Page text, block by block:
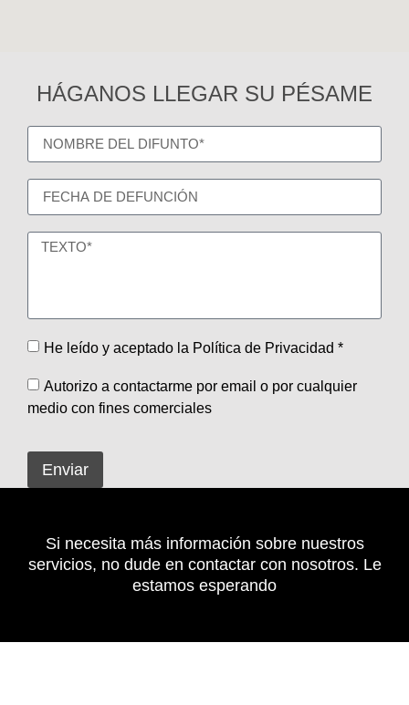
HÁGANOS LLEGAR SU PÉSAME
He leído y aceptado la Política de Privacidad *
Autorizo a contactarme por email o por cualquier
medio con fines comerciales
Enviar
Si necesita más información sobre nuestros
servicios, no dude en contactar con nosotros. Le
estamos esperando